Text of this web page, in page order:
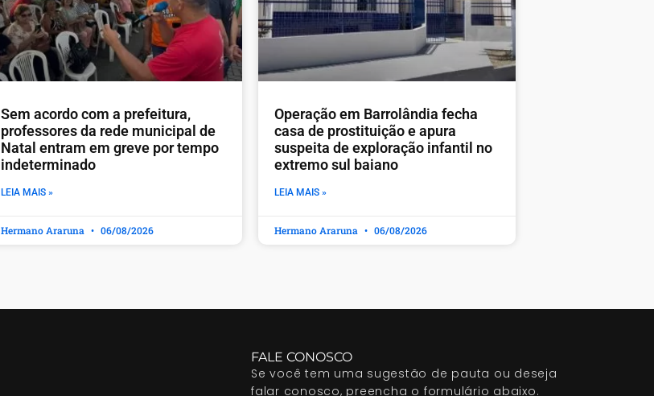
​Sem acordo com a prefeitura,
professores da rede municipal de
Natal entram em greve por tempo
indeterminado
LEIA MAIS »
Hermano Araruna 06/08/2026
Operação em Barrolândia fecha
casa de prostituição e apura
suspeita de exploração infantil no
extremo sul baiano
LEIA MAIS »
Hermano Araruna 06/08/2026
FALE CONOSCO
Se você tem uma sugestão de pauta ou deseja
falar conosco, preencha o formulário abaixo.